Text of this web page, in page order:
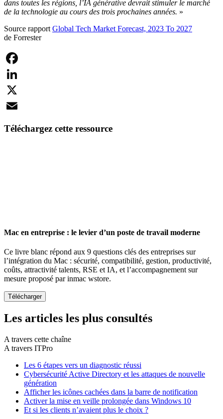
dans toutes les régions, l’IA générative devrait stimuler le marché
de la technologie au cours des trois prochaines années. »
Source rapport Global Tech Market Forecast, 2023 To 2027
de Forrester
Facebook
LinkedIn
X
Téléchargez cette ressource
Mac en entreprise : le levier d’un poste de travail moderne
Ce livre blanc répond aux 9 questions clés des entreprises sur
l’intégration du Mac : sécurité, compatibilité, gestion, productivité,
coûts, attractivité talents, RSE et IA, et l’accompagnement sur
mesure proposé par inmac wstore.
Les articles les plus consultés
A travers cette chaîne
A travers ITPro
Les 6 étapes vers un diagnostic réussi
Cybersécurité Active Directory et les attaques de nouvelle
génération
Afficher les icônes cachées dans la barre de notification
Activer la mise en veille prolongée dans Windows 10
Et si les clients n’avaient plus le choix ?